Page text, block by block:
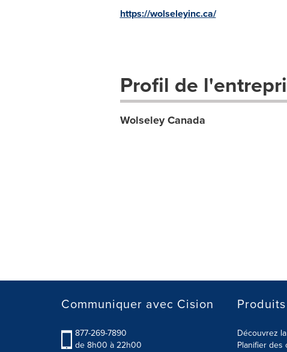
https://wolseleyinc.ca/
Profil de
Wolseley Canada
Communiquer avec Cision
877-269-7890
de 8h00 à 22h00
Produits
Découvrez
Planifier des